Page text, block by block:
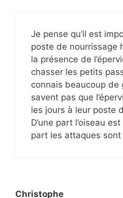
Je pense qu’il est
poste de nourrissage
la présence de
chasser les petits
connais beaucoup de
savent pas que
les jours à leur poste
D’une part l’oiseau
part les attaques
Christophe